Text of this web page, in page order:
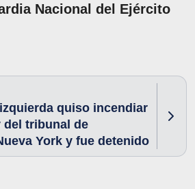
Nacional del Ejército
quiso incendiar
del tribunal de
York y fue detenido